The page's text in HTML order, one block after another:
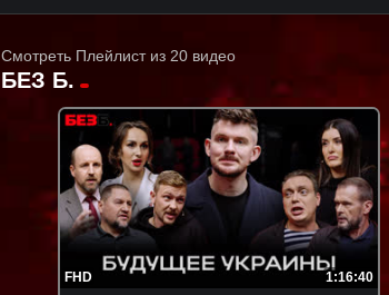
Смотреть Плейлист из 20 видео
БЕЗ Б.
FHD 1:16:40